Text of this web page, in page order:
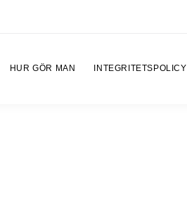
HUR GÖR MAN INTEGRITETSPOLICY